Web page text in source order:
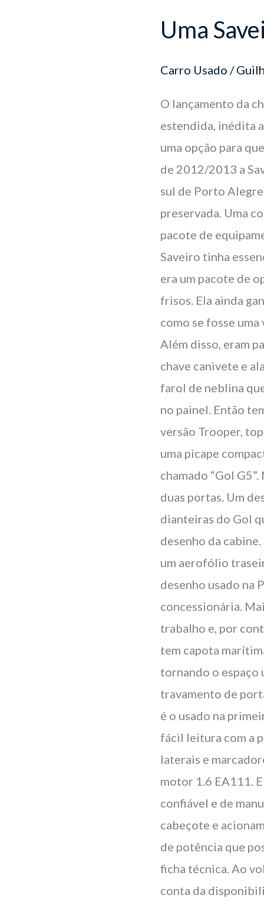
Uma
Carro Usado /
O lançamento da
estendida, inédita
uma opção para
de 2012/2013 a
sul de Porto
preservada. Uma
pacote de
Saveiro tinha
era um pacote de
frisos. Ela ainda
como se fosse
Além disso, eram
chave canivete e
farol de neblina
no painel. Então
versão Trooper,
uma picape
chamado “Gol
duas portas. Um
dianteiras do Gol
desenho da
um aerofólio
desenho usado na
concessionária.
trabalho e, por
tem capota
tornando o espaço
travamento de
é o usado na
fácil leitura com a
laterais e
motor 1.6 EA111.
confiável e de
cabeçote e
de potência que
ficha técnica. Ao
conta da